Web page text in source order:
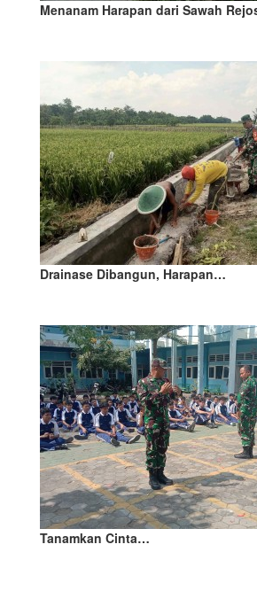
Menanam Harapan dari Sawah
Drainase Dibangun, Harapan…
Tanamkan Cinta…